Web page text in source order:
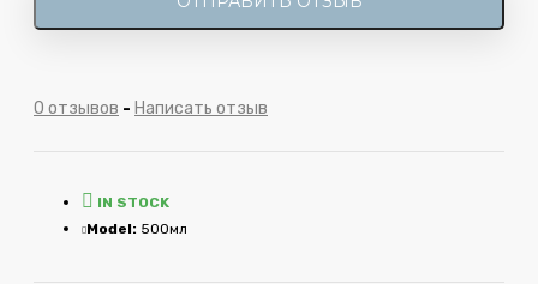
0 отзывов - Написать отзыв
IN STOCK
Model: 500мл